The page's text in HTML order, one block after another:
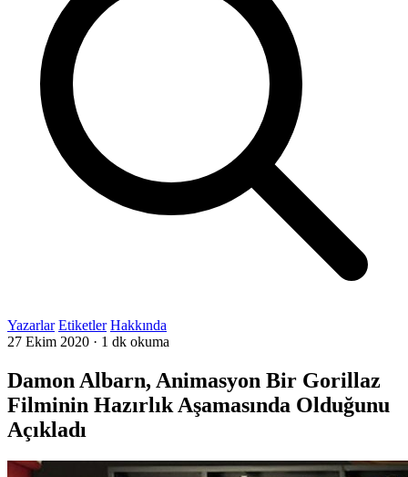
Yazarlar Etiketler Hakkında
27 Ekim 2020 · 1 dk okuma
Damon Albarn, Animasyon Bir Gorillaz
Filminin Hazırlık Aşamasında Olduğunu
Açıkladı